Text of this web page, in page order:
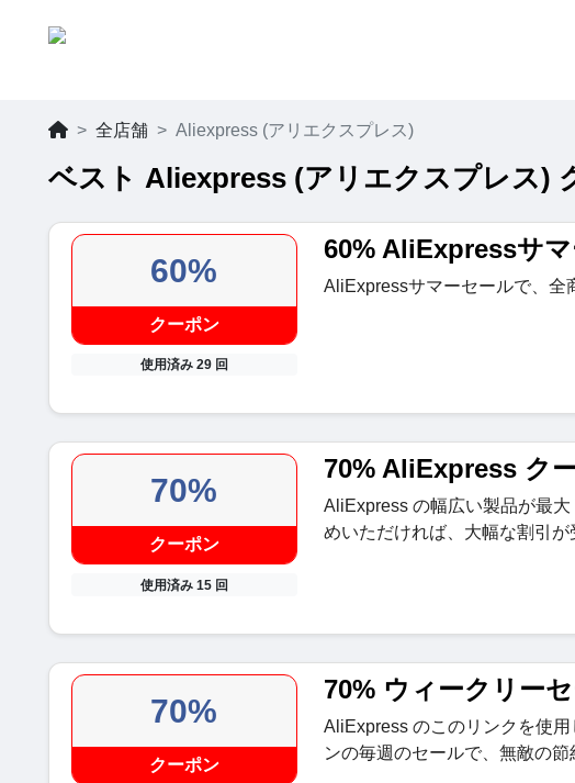
全店舗 Aliexpress (アリエクスプレス)
ベスト Aliexpress (アリエクスプレス)
60%
クーポン
使用済み 29 回
60% AliExpressサ
AliExpressサマーセールで、全
70%
クーポン
使用済み 15 回
70% AliExpress ク
AliExpress の幅広い製品が最
めいただければ、大幅な割引が
70%
クーポン
70% ウィークリー
AliExpress のこのリンクを使
ンの毎週のセールで、無敵の